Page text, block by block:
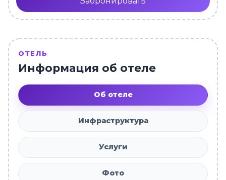
ОТЕЛЬ
Информация об отеле
Об отеле
Инфраструктура
Услуги
Фото